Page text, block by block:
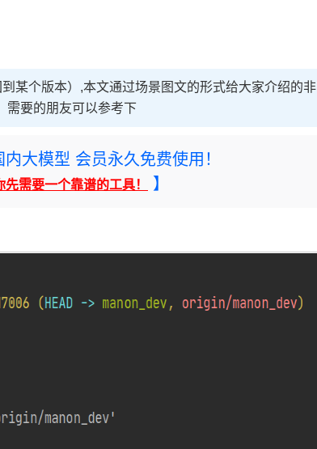
某个版本）,本文通过场景图文的形式给大家介绍的非
需要的朋友可以参考下
大模型 会员永久免费使用！
需要一个靠谱的工具！ 】